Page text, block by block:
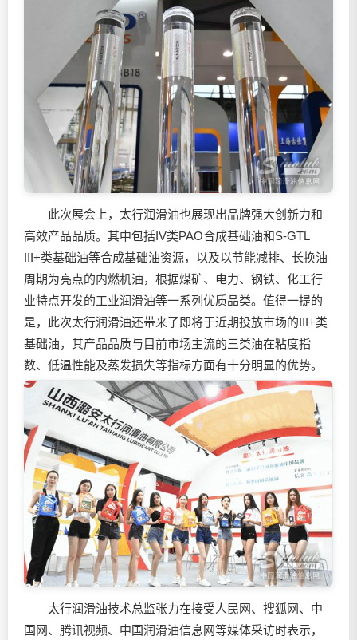
此次展会上，太行润滑油也展现出品牌强大创新力和
高效产品品质。其中包括IV类PAO合成基础油和S-GTL
III+类基础油等合成基础油资源，以及以节能减排、长换油
周期为亮点的内燃机油，根据煤矿、电力、钢铁、化工行
业特点开发的工业润滑油等一系列优质品类。值得一提的
是，此次太行润滑油还带来了即将于近期投放市场的III+类
基础油，其产品品质与目前市场主流的三类油在粘度指
数、低温性能及蒸发损失等指标方面有十分明显的优势。
太行润滑油技术总监张力在接受人民网、搜狐网、中
国网、腾讯视频、中国润滑油信息网等媒体采访时表示，